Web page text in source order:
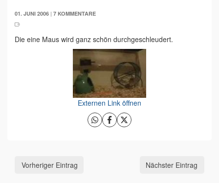
01. JUNI 2006 | 7 KOMMENTARE
Die eine Maus wird ganz schön durchgeschleudert.
Externen Link öffnen
Vorheriger Eintrag Nächster Eintrag